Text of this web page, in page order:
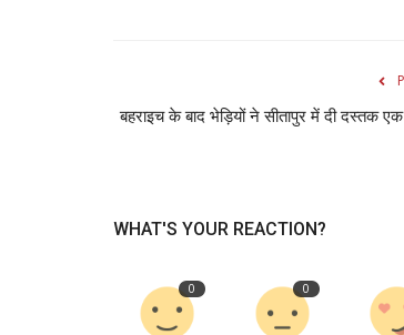
बहराइच के बाद भेड़ियों ने सीतापुर में दी दस्तक एक
WHAT'S YOUR REACTION?
0 0